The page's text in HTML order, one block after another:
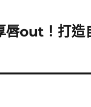
唇out！打造